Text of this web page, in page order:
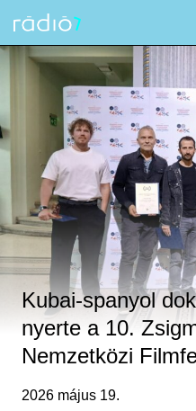
content
Kubai-spanyol
nyerte a 10.
Nemzetközi
2026 május 19.